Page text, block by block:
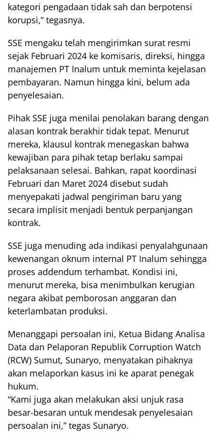
kategori pengadaan tidak sah dan berpotensi
korupsi,” tegasnya.
SSE mengaku telah mengirimkan surat resmi
sejak Februari 2024 ke komisaris, direksi, hingga
manajemen PT Inalum untuk meminta kejelasan
pembayaran. Namun hingga kini, belum ada
penyelesaian.
Pihak SSE juga menilai penolakan barang dengan
alasan kontrak berakhir tidak tepat. Menurut
mereka, klausul kontrak menegaskan bahwa
kewajiban para pihak tetap berlaku sampai
pelaksanaan selesai. Bahkan, rapat koordinasi
Februari dan Maret 2024 disebut sudah
menyepakati jadwal pengiriman baru yang
secara implisit menjadi bentuk perpanjangan
kontrak.
SSE juga menuding ada indikasi penyalahgunaan
kewenangan oknum internal PT Inalum sehingga
proses addendum terhambat. Kondisi ini,
menurut mereka, bisa menimbulkan kerugian
negara akibat pemborosan anggaran dan
keterlambatan produksi.
Menanggapi persoalan ini, Ketua Bidang Analisa
Data dan Pelaporan Republik Corruption Watch
(RCW) Sumut, Sunaryo, menyatakan pihaknya
akan melaporkan kasus ini ke aparat penegak
hukum.
“Kami juga akan melakukan aksi unjuk rasa
besar-besaran untuk mendesak penyelesaian
persoalan ini,” tegas Sunaryo.